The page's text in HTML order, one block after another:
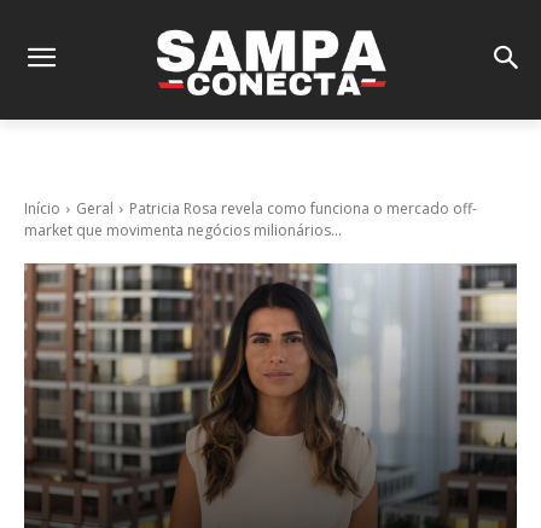
Início Geral
Patricia Rosa revela como funciona o mercado off-
market que movimenta negócios milionários...